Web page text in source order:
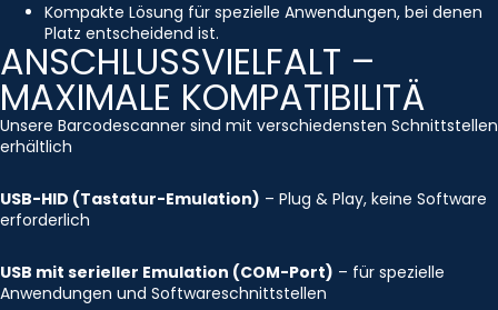
Kompakte Lösung für spezielle Anwendungen, bei denen
Platz entscheidend ist.
ANSCHLUSSVIELFALT –
MAXIMALE KOMPATIBILITÄ
Unsere Barcodescanner sind mit verschiedensten Schnittstellen
erhältlich
USB-HID (Tastatur-Emulation) – Plug & Play, keine Software
erforderlich
USB mit serieller Emulation (COM-Port) – für spezielle
Anwendungen und Softwareschnittstellen